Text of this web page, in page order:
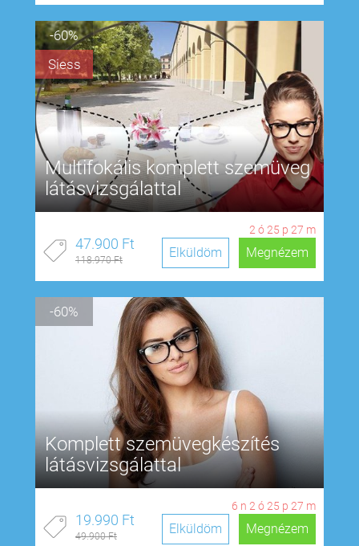
-60%
Siess
Multifokális komplett szemüveg
látásvizsgálattal
2 ó 25 p 26 m
47.900 Ft
118.970 Ft Megnézem
Elküldöm
-60%
Komplett szemüvegkészítés
látásvizsgálattal
6 n 2 ó 25 p 26 m
19.990 Ft
49.900 Ft Megnézem
Elküldöm